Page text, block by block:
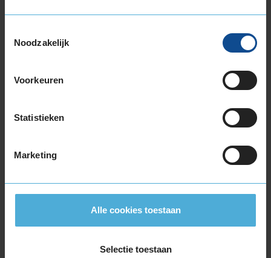
Noodzakelijk
Voorkeuren
Statistieken
Marketing
Alle cookies toestaan
Selectie toestaan
235/55R19 101T
235/55R19 105V EXTRALOAD
235/55R19 105V EXTRALOAD
255/65R19 114V EXTRALOAD
20-inch banden
235/50R20 104H EXTRALOAD
235/50R20 104V EXTRALOAD
235/50R20 104V EXTRALOAD